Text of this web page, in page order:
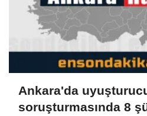
Ankara'da
soruşturmasında 8